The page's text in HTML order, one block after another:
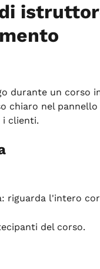
durante un corso
chiaro nel
i clienti.
riguarda l'intero
del corso.